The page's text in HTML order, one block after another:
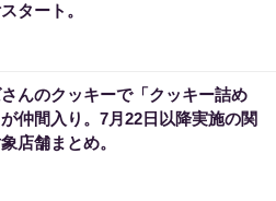
タート。
んのクッキーで「クッキー詰め
仲間入り。7月22日以降実施の関
店舗まとめ。